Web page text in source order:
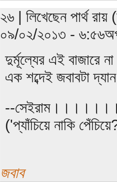
২৬ | লিখেছেন পার্থ রায়
০৯/০২/২০১৩ -
দুর্মূল্যের এই বাজারে না
এক শব্দেই জবাবটা
--
('প্যাঁচিয়ে নাকি
জবাব